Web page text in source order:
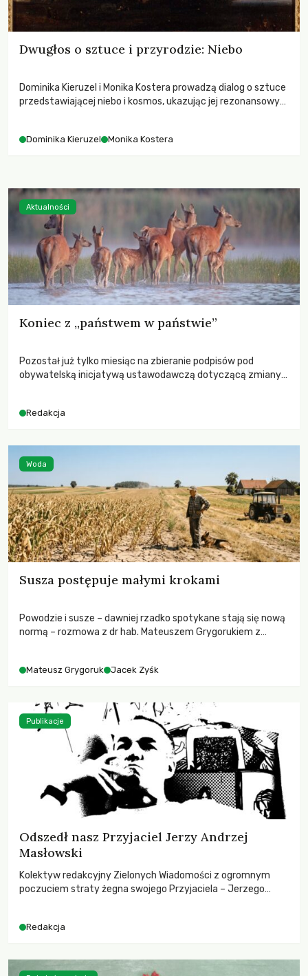
Dwugłos o sztuce i przyrodzie: Niebo
Dominika Kieruzel i Monika Kostera prowadzą dialog o sztuce
przedstawiającej niebo i kosmos, ukazując jej rezonansowy
Dominika Kieruzel Monika Kostera
Koniec z „państwem w państwie”
Pozostał już tylko miesiąc na zbieranie podpisów pod
obywatelską inicjatywą ustawodawczą dotyczącą zmiany
niezwykle korzystne rozwiązania dla przyrody i zwierząt,
funkcjonowania łowiectwa w Polsce.
Redakcja
Aktualności
Susza postępuje małymi krokami
Powodzie i susze – dawniej rzadko spotykane stają się nową
normą – rozmowa z dr hab. Mateuszem Grygorukiem z
Mateusz Grygoruk Jacek Zyśk
Woda
Odszedł nasz Przyjaciel Jerzy Andrzej
Masłowski
Kolektyw redakcyjny Zielonych Wiadomości z ogromnym
poczuciem straty żegna swojego Przyjaciela – Jerzego
Redakcja
Publikacje